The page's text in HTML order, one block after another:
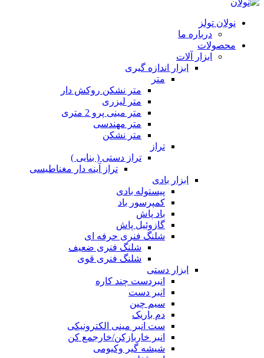
نولان تولز
درباره ما
محصولات
ابزار آلات
ابزار اندازه گیری
متر
متر نشکن روکش دار
متر لیزری
متر مینی پرو 2 متری
متر مهندسی
متر نشکن
تراز
تراز دستی ( بنایی )
تراز آینه دار مغناطیسی
ابزار بادی
پیستوله بادی
کمپرسور باد
باد پاش
گازوئیل پاش
شلنگ فنری حرفه ای
شلنگ فنری ضعیف
شلنگ فنری قوی
ابزار دستی
انبردست چند کاره
انبر دست
سیم چین
دم باریک
ست انبر مینی الکترونیکی
انبر خاربازکن/خارجمع کن
شیشه گیر وکیومی